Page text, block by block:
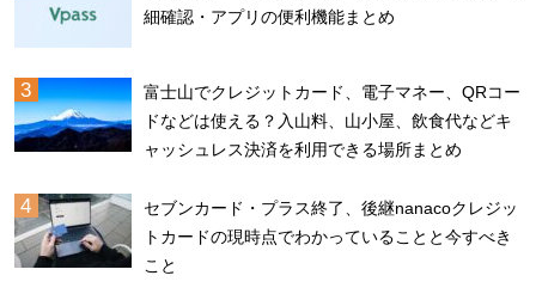
細確認・アプリの便利機能まとめ
富士山でクレジットカード、電子マネー、QRコー
ドなどは使える？入山料、山小屋、飲食代などキ
ャッシュレス決済を利用できる場所まとめ
セブンカード・プラス終了、後継nanacoクレジッ
トカードの現時点でわかっていることと今すべき
こと